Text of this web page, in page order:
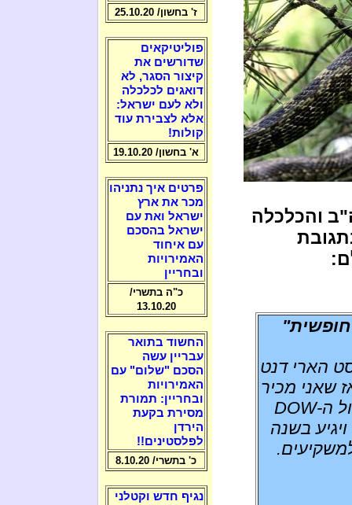
והכלכלה
הארי דנט
שאני מכיר
DOW
(מכ-17,000 כיום) ויגיע בשנה
ז' בחשון/ 25.10.20
פוליטיקאים
שדורשים את
קיצור הסגר, לא
דואגים לכלכלה
ולא לעם ישראל:
אלא לצבירת עוד
קולות!
א' בחשון/ 19.10.20
פרטים איך נתניהו
מכר את ארץ
ישראל ואת עם
ישראל בהסכם
עם איחוד
האמירויות
ובחריין
כ"ה בתשרי/
13.10.20
החשוד בתואר
עבריין עשה
הסכם "שלום" עם
האמירויות
ובחריין: תמורת
מסירת בקעת
הירדן
לפלסטינים!!
כ' בתשרי/ 8.10.20
נגיף חדש וקטלני